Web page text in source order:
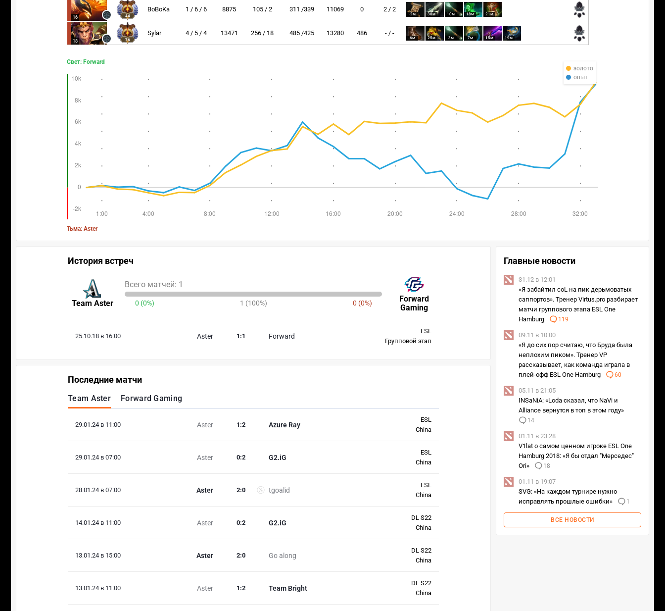
16 44
BoBoKa 1 / 6 / 6 8875 105 / 2 311 /339 11069 0 2 / 2
-2м 30м 10м 18м 21м
18 76
Sylar 4 / 5 / 4 13471 256 / 18 485 /425 13280 486 - / -
6м 25м 3м 7м 15м 19м
золото
опыт
Свет: Forward
Тьма: Aster
История встреч
Team Aster
Forward
Gaming
Всего матчей: 1
0 (0%) 1 (100%) 0 (0%)
25.10.18 в 16:00 Aster Forward
1 :1
ESL
Групповой этап
Последние матчи
Team Aster Forward Gaming
29.01.24 в 11:00 Aster Azure Ray
1 :2
ESL
China
29.01.24 в 07:00 Aster G2.iG
0:2
ESL
China
28.01.24 в 07:00 Aster tgoalid
2:0
ESL
China
14.01.24 в 11:00 Aster G2.iG
0:2
DL S22
China
13.01.24 в 15:00 Aster Go along
2:0
DL S22
China
13.01.24 в 11:00 Aster Team Bright
1 :2
DL S22
China
Главные новости
31.12 в 12:01
«Я забайтил coL на пик дерьмоватых
саппортов». Тренер Virtus.pro разбирает
матчи группового этапа ESL One
Hamburg
119
09.11 в 10:00
«Я до сих пор считаю, что Бруда была
неплохим пиком». Тренер VP
рассказывает, как команда играла в
плей-офф ESL One Hamburg
60
05.11 в 21:05
INSaNiA: «Loda сказал, что NaVi и
Alliance вернутся в топ в этом году»
14
01.11 в 23:28
V1lat о самом ценном игроке ESL One
Hamburg 2018: «Я бы отдал "Мерседес"
Ori»
18
01.11 в 19:07
SVG: «На каждом турнире нужно
исправлять прошлые ошибки»
1
ВСЕ НОВОСТИ